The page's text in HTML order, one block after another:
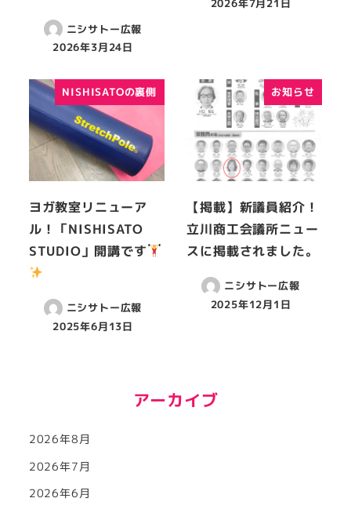
ニシサトー広報
2026年3月24日
2026年7月21日
NISHISATOの裏側
ヨガ教室リニューア
ル！「NISHISATO
STUDIO」開講です
ニシサトー広報
2025年6月13日
お知らせ
【掲載】新議員紹介！
立川商工会議所ニュー
スに掲載されました。
ニシサトー広報
2025年12月1日
アーカイブ
2026年8月
2026年7月
2026年6月